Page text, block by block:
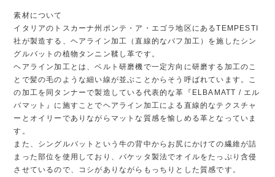
素材について
イタリアのトスカーナ州ポンテ・ア・エゴラ地区にあるTEMPESTI
社が製造する、ヘアライン加工（直線的なバフ加工）を施したシン
グルバットの植物タンニン鞣し革です。
ヘアライン加工とは、ベルト研磨機で一定方向に研磨する加工のこ
とで髪の毛のような細い線が並ぶことからそう呼ばれています。こ
の加工を同タンナーで製造している代表的な革『ELBAMATT / エル
バマット』に施すことでヘアライン加工による直線的なテクスチャ
ーとオイリーでありながらマットな質感を愉しめる革となっていま
す。
また、シングルバットという牛の背中からお尻にかけての繊維が詰
まった部位を使用しており、バケッタ製法でオイルをたっぷり含侵
させているので、コシがありながらもっちりとした質感です。